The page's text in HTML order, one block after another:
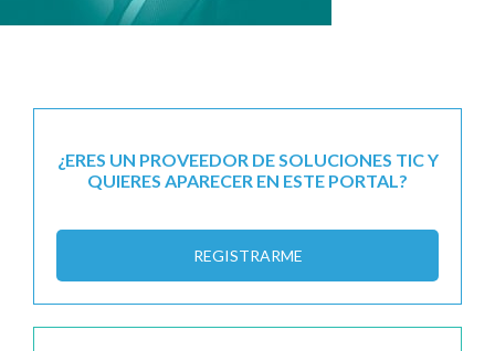
¿ERES UN PROVEEDOR DE SOLUCIONES TIC Y
QUIERES APARECER EN ESTE PORTAL?
REGISTRARME